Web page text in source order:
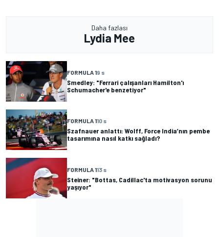
Daha fazlası
Lydia Mee
FORMULA 19 s
Smedley: "Ferrari çalışanları Hamilton'ı
Schumacher'e benzetiyor"
FORMULA 110 s
Szafnauer anlattı: Wolff, Force India’nın pembe
tasarımına nasıl katkı sağladı?
FORMULA 113 s
Steiner: "Bottas, Cadillac'ta motivasyon sorunu
yaşıyor"